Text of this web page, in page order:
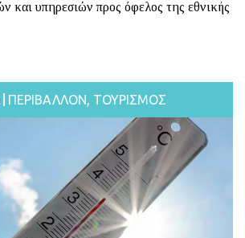
και υπηρεσιών προς όφελος της εθνικής
ΠΕΡΙΒΑΛΛΟΝ, ΤΟΥΡΙΣΜΟΣ